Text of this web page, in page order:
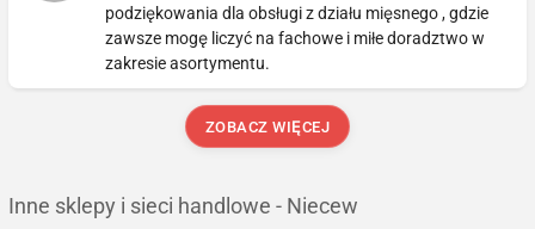
podziękowania dla obsługi z działu mięsnego , gdzie
zawsze mogę liczyć na fachowe i miłe doradztwo w
zakresie asortymentu.
ZOBACZ WIĘCEJ
Inne sklepy i sieci handlowe - Niecew